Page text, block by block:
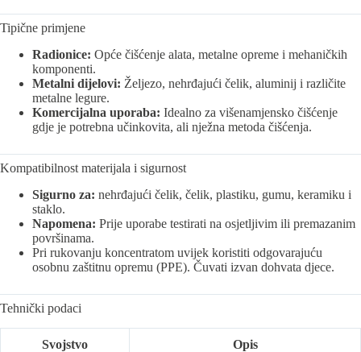
Tipične primjene
Radionice: Opće čišćenje alata, metalne opreme i mehaničkih
komponenti.
Metalni dijelovi: Željezo, nehrđajući čelik, aluminij i različite
metalne legure.
Komercijalna uporaba: Idealno za višenamjensko čišćenje
gdje je potrebna učinkovita, ali nježna metoda čišćenja.
Kompatibilnost materijala i sigurnost
Sigurno za: nehrđajući čelik, čelik, plastiku, gumu, keramiku i
staklo.
Napomena: Prije uporabe testirati na osjetljivim ili premazanim
površinama.
Pri rukovanju koncentratom uvijek koristiti odgovarajuću
osobnu zaštitnu opremu (PPE). Čuvati izvan dohvata djece.
Tehnički podaci
Svojstvo Opis